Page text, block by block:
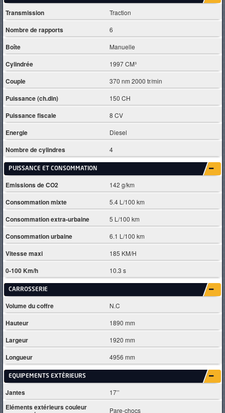
Transmission Traction
Nombre de rapports 6
Boîte Manuelle
Cylindrée 1997 CM³
Couple 370 nm 2000 tr/min
Puissance (ch.din) 150 CH
Puissance fiscale 8 CV
Energie Diesel
Nombre de cylindres 4
PUISSANCE ET CONSOMMATION
Emissions de CO2 142 g/km
Consommation mixte 5.4 L/100 km
Consommation extra-urbaine 5 L/100 km
Consommation urbaine 6.1 L/100 km
Vitesse maxi 185 KM/H
0-100 Km/h 10.3 s
CARROSSERIE
Volume du coffre N.C
Hauteur 1890 mm
Largeur 1920 mm
Longueur 4956 mm
EQUIPEMENTS EXTÈRIEURS
Jantes 17’’
Eléments extérieurs couleur Pare-chocs